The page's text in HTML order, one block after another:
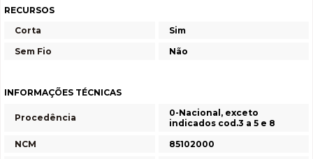
RECURSOS
Corta
Sim
Sem Fio
Não
INFORMAÇÕES TÉCNICAS
Procedência
0-Nacional, exceto
indicados cod.3 a 5 e 8
NCM
85102000